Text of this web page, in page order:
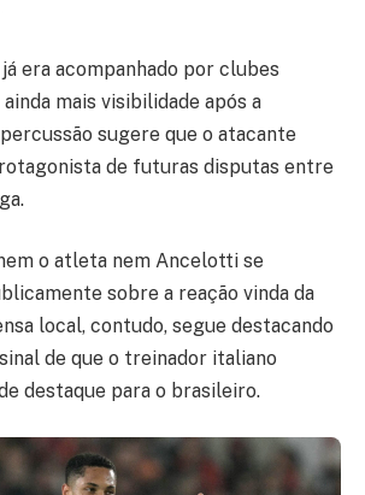
era acompanhado por clubes
mais visibilidade após a
sugere que o atacante
de futuras disputas entre
o atleta nem Ancelotti se
sobre a reação vinda da
local, contudo, segue destacando
de que o treinador italiano
destaque para o brasileiro.